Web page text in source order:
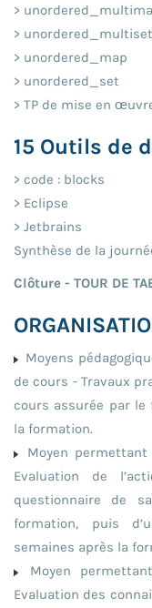
>
> unordered_multiset
> unordered_map
> unordered_set
> TP de mise en
15 Outils de
> code : blocks
> Eclipse
> Jetbrains
Synthèse de la
Clôture - TOUR DE
Moyens
de cours - Travaux
cours assurée par le
la formation.
Moyen permettant
Evaluation de
questionnaire de
formation, puis
semaines après la
Moyen
Evaluation des